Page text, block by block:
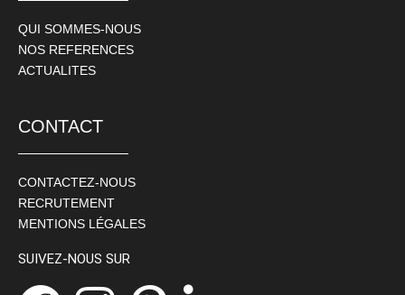
QUI SOMMES-NOUS
NOS REFERENCES
ACTUALITES
CONTACT
CONTACTEZ-NOUS
RECRUTEMENT
MENTIONS LÉGALES
SUIVEZ-NOUS SUR